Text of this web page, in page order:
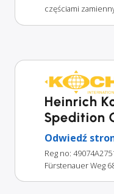
częściami
Heinrich
Spedition
Odwiedź
Reg no:
Fürstenauer Weg